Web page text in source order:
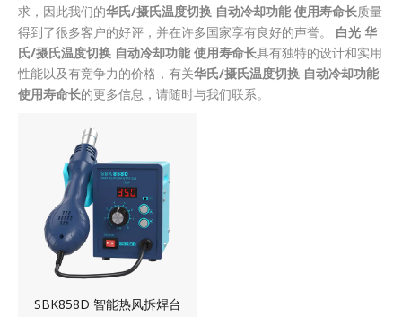
求，因此我们的华氏/摄氏温度切换 自动冷却功能 使用寿命长质量
得到了很多客户的好评，并在许多国家享有良好的声誉。 白光 华
氏/摄氏温度切换 自动冷却功能 使用寿命长具有独特的设计和实用
性能以及有竞争力的价格，有关华氏/摄氏温度切换 自动冷却功能
使用寿命长的更多信息，请随时与我们联系。
SBK858D 智能热风拆焊台